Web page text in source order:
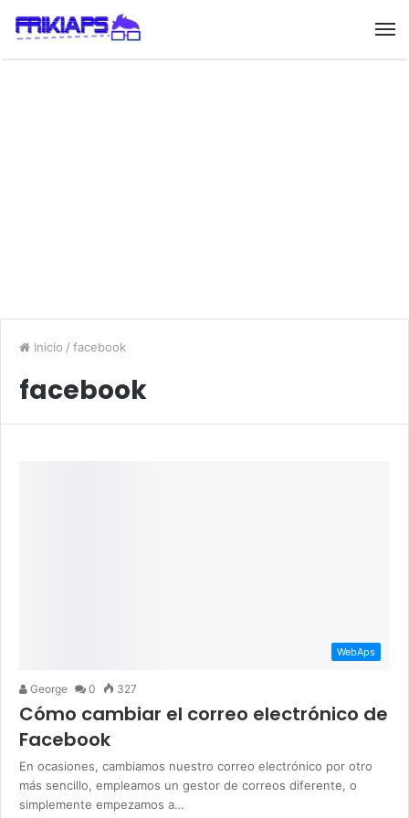
Inicio / facebook
facebook
WebAps
George 0 327
Cómo cambiar el correo electrónico de
Facebook
En ocasiones, cambiamos nuestro correo electrónico por otro
más sencillo, empleamos un gestor de correos diferente, o
simplemente empezamos a…